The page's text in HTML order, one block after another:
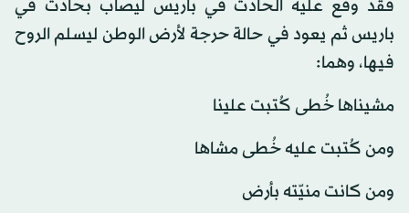
فقد وقع عليه الحادث في باريس ليصاب بحادث في
باريس ثم يعود في حالة حرجة لأرض الوطن ليسلم الروح
فيها، وهما:
مشيناها خُطى كُتبت علينا
ومن كُتبت عليه خُطى مشاها
ومن كانت منيّته بأرض